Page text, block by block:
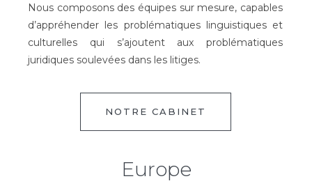
Nous composons des équipes sur mesure, capables
d’appréhender les problématiques linguistiques et
culturelles qui s’ajoutent aux problématiques
juridiques soulevées dans les litiges.
NOTRE CABINET
Europe